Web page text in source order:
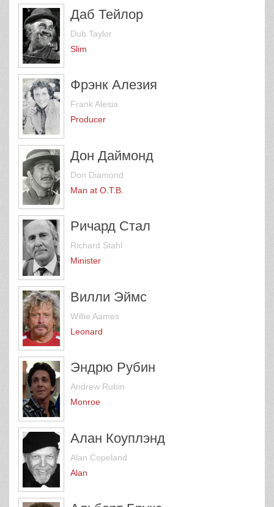
Даб Тейлор
Dub Taylor
Slim
Фрэнк Алезия
Frank Alesia
Producer
Дон Даймонд
Don Diamond
Man at O.T.B.
Ричард Стал
Richard Stahl
Minister
Вилли Эймс
Willie Aames
Leonard
Эндрю Рубин
Andrew Rubin
Monroe
Алан Коуплэнд
Alan Copeland
Alan